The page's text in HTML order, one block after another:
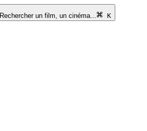
Rechercher un film, un cinéma...
K